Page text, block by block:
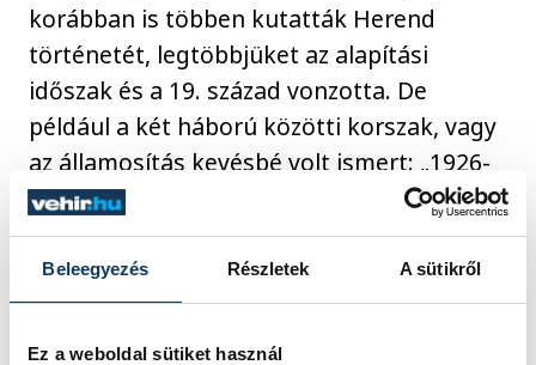
Beleegyezés Részletek A sütikről
Ez a weboldal sütiket használ
korábban is többen kutatták Herend
történetét, legtöbbjüket az alapítási
időszak és a 19. század vonzotta. De
például a két háború közötti korszak, vagy
az államosítás kevésbé volt ismert: „1926-
tól az államosításig, vagyis 1948-ig Gulden
Gyula volt a vezérigazgató, aki az első
menedzserszemléletű vezetője volt
Herendnek. Amire kutatóként a
legbüszkébb vagyok az az, hogy